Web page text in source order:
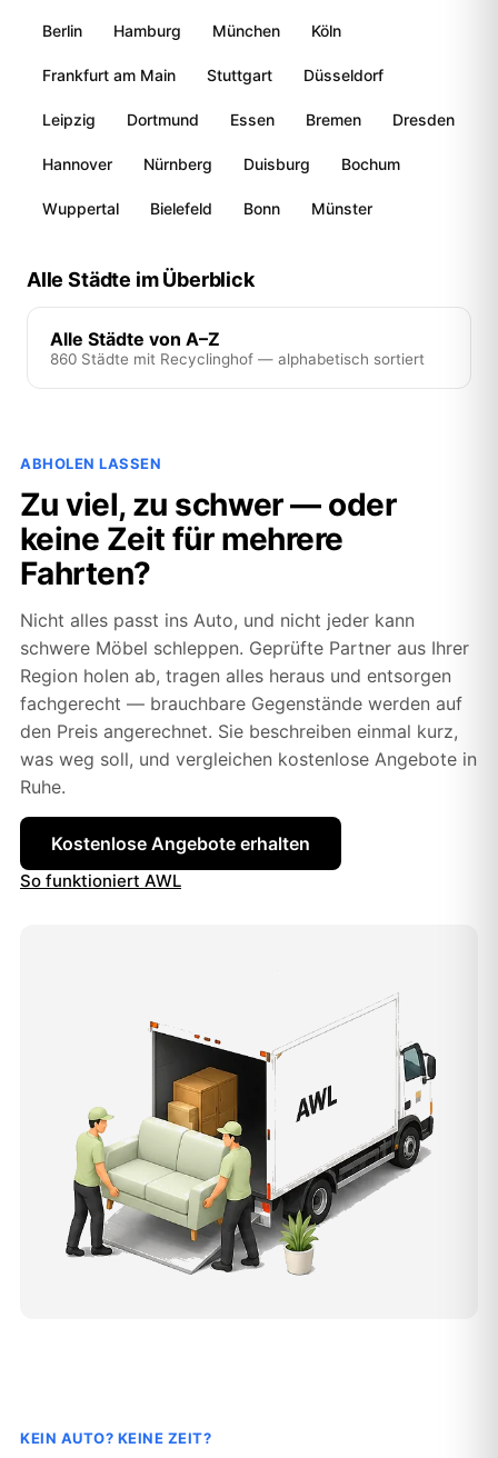
Berlin Hamburg München Köln
Frankfurt am Main Stuttgart Düsseldorf
Leipzig Dortmund Essen Bremen Dresden
Hannover Nürnberg Duisburg Bochum
Wuppertal Bielefeld Bonn Münster
Alle Städte im Überblick
Alle Städte von A–Z
860 Städte mit Recyclinghof — alphabetisch sortiert
ABHOLEN LASSEN
Zu viel, zu schwer — oder
keine Zeit für mehrere
Fahrten?
Nicht alles passt ins Auto, und nicht jeder kann
schwere Möbel schleppen. Geprüfte Partner aus Ihrer
Region holen ab, tragen alles heraus und entsorgen
fachgerecht — brauchbare Gegenstände werden auf
den Preis angerechnet. Sie beschreiben einmal kurz,
was weg soll, und vergleichen kostenlose Angebote in
Ruhe.
Kostenlose Angebote erhalten
So funktioniert AWL
KEIN AUTO? KEINE ZEIT?